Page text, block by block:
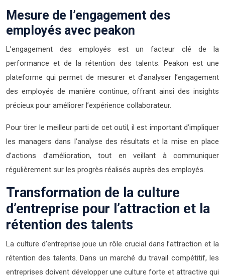
Mesure de l’engagement des
employés avec peakon
L’engagement des employés est un facteur clé de la
performance et de la rétention des talents. Peakon est une
plateforme qui permet de mesurer et d’analyser l’engagement
des employés de manière continue, offrant ainsi des insights
précieux pour améliorer l’expérience collaborateur.
Pour tirer le meilleur parti de cet outil, il est important d’impliquer
les managers dans l’analyse des résultats et la mise en place
d’actions d’amélioration, tout en veillant à communiquer
régulièrement sur les progrès réalisés auprès des employés.
Transformation de la culture
d’entreprise pour l’attraction et la
rétention des talents
La culture d’entreprise joue un rôle crucial dans l’attraction et la
rétention des talents. Dans un marché du travail compétitif, les
entreprises doivent développer une culture forte et attractive qui